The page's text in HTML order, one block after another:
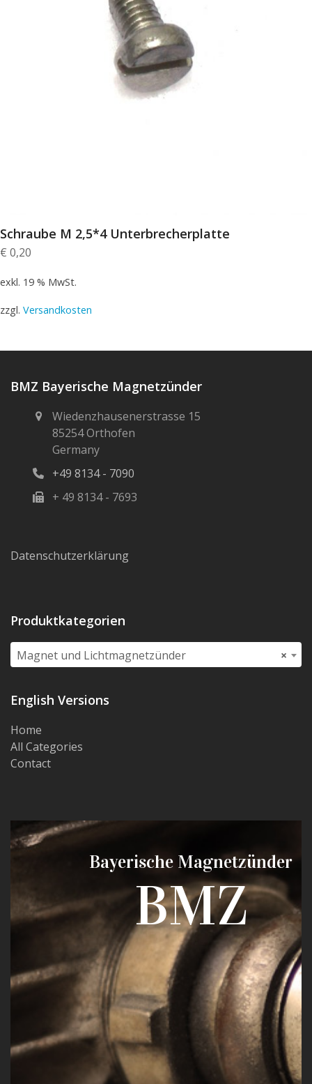
Schraube M 2,5*4 Unterbrecherplatte
€ 0,20
exkl. 19 % MwSt.
zzgl. Versandkosten
BMZ Bayerische Magnetzünder
Wiedenzhausenerstrasse 15
85254 Orthofen
Germany
+49 8134 - 7090
+ 49 8134 - 7693
Datenschutzerklärung
Produktkategorien
×
Magnet und Lichtmagnetzünder
English Versions
Home
All Categories
Contact
Bayerische Magnetzünder
BMZ